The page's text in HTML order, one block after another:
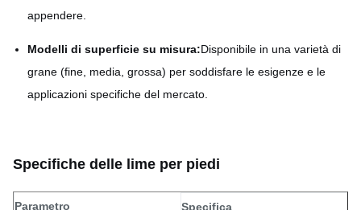
appendere.
Modelli di superficie su misura:Disponibile in una varietà di
grane (fine, media, grossa) per soddisfare le esigenze e le
applicazioni specifiche del mercato.
Specifiche delle lime per piedi
Parametro Specifica